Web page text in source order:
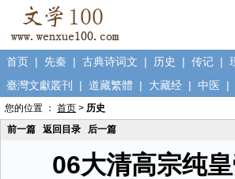
首页 | 先秦 | 古典诗词文 | 历史 | 传记 |
臺灣文獻叢刊
| 道藏繁體 | 大藏经 | 中医 |
您的位置 ： 首页 > 历史
前一篇
返回目录 后一篇
06大清高宗纯